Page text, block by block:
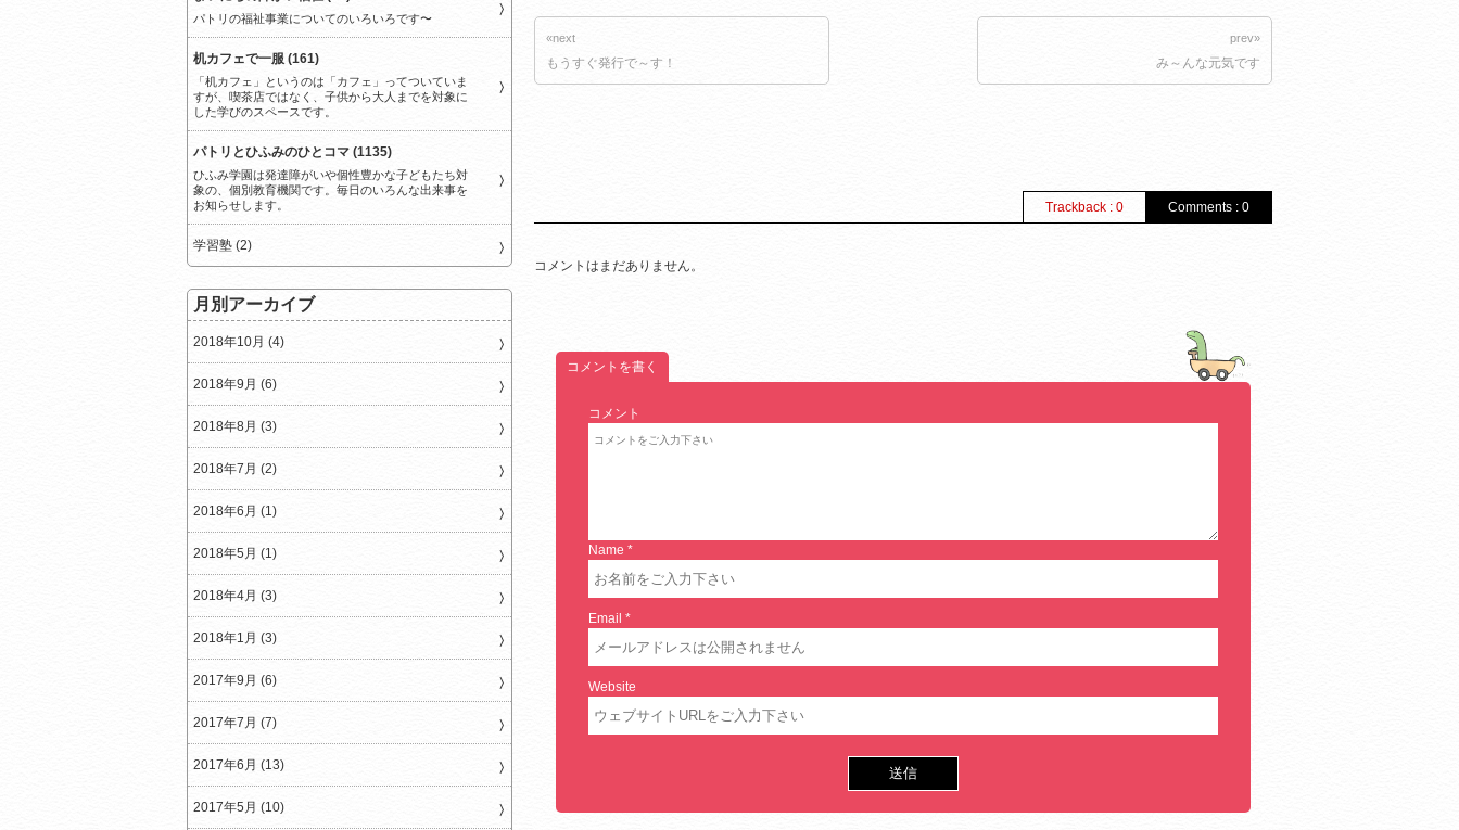
«next
もうすぐ発行で～す！
prev»
み～んな元気です
Comments : 0
Trackback : 0
コメントはまだありません。
コメントを書く
コメント
Name *
Email *
Website
パトリの福祉事業についてのいろいろです〜
机カフェで一服 (161)
「机カフェ」というのは「カフェ」ってついていま
すが、喫茶店ではなく、子供から大人までを対象に
した学びのスペースです。
パトリとひふみのひとコマ (1135)
ひふみ学園は発達障がいや個性豊かな子どもたち対
象の、個別教育機関です。毎日のいろんな出来事を
お知らせします。
学習塾 (2)
月別アーカイブ
2018年10月 (4)
2018年9月 (6)
2018年8月 (3)
2018年7月 (2)
2018年6月 (1)
2018年5月 (1)
2018年4月 (3)
2018年1月 (3)
2017年9月 (6)
2017年7月 (7)
2017年6月 (13)
2017年5月 (10)